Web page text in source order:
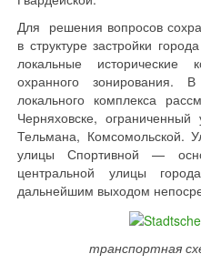
Для решения вопросов
в структуре застройки
локальные
охранного зонирования.
локального комплекса
Черняховске,
Тельмана, Комсомольской.
улицы Спортивной —
центральной улицы
дальнейшим выходом
транспортная